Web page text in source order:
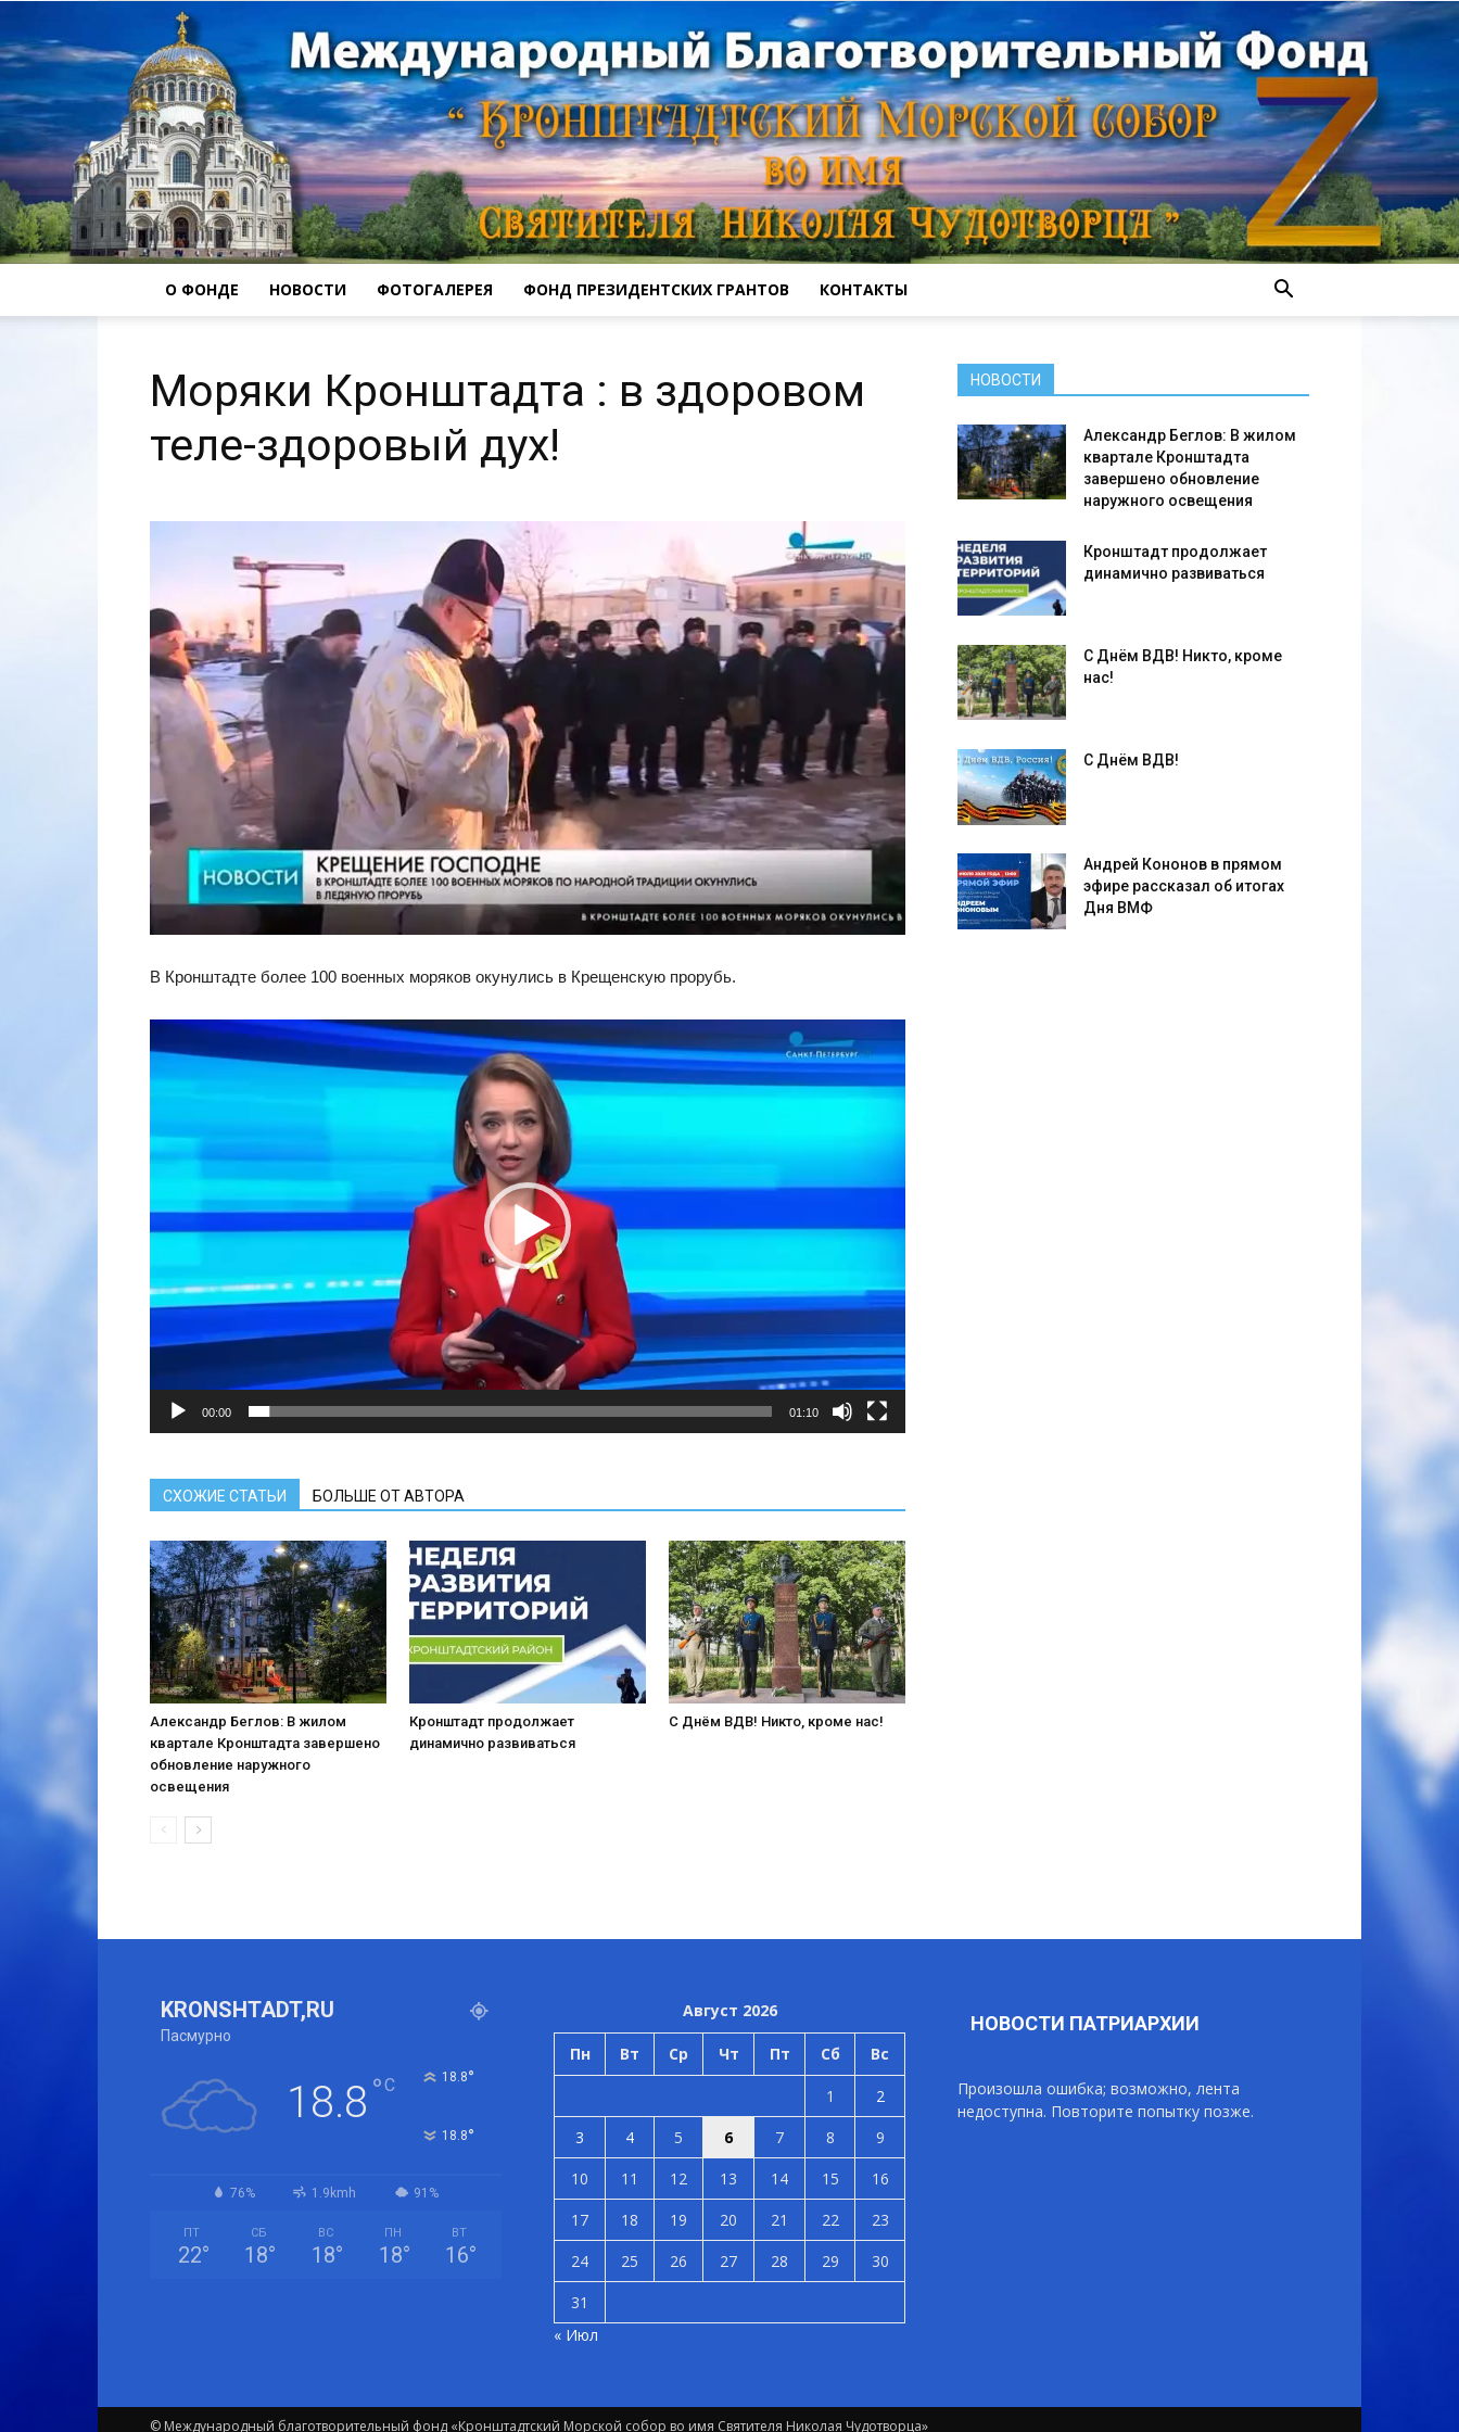
собор
О ФОНДЕ НОВОСТИ ФОТОГАЛЕРЕЯ ФОНД ПРЕЗИДЕНТСКИХ ГРАНТОВ КОНТАКТЫ
Моряки Кронштадта : в здоровом
теле-здоровый дух!
В Кронштадте более 100 военных моряков окунулись в Крещенскую прорубь.
Видеоплеер
00:00 01:10
СХОЖИЕ СТАТЬИ БОЛЬШЕ ОТ АВТОРА
Александр Беглов: В жилом
квартале Кронштадта завершено
обновление наружного
освещения
Кронштадт продолжает
динамично развиваться
С Днём ВДВ! Никто, кроме нас!
НОВОСТИ
Александр Беглов: В жилом
квартале Кронштадта
завершено обновление
наружного освещения
Кронштадт продолжает
динамично развиваться
С Днём ВДВ! Никто, кроме
нас!
С Днём ВДВ!
Андрей Кононов в прямом
эфире рассказал об итогах
Дня ВМФ
KRONSHTADT,RU
Пасмурно
18.8 °C 18.8°
18.8°
76% 1.9kmh 91%
ПТ
22°
СБ
18°
ВС
18°
ПН
18°
ВТ
16°
Август 2026
Пн Вт Ср Чт Пт Сб Вс
1
2
3
4 5 6 7 8
9
10
11 12 13 14 15
16
17
18 19 20 21 22
23
24
25 26 27 28 29
30
31
« Июл
НОВОСТИ ПАТРИАРХИИ
Произошла ошибка; возможно, лента
недоступна. Повторите попытку позже.
© Международный благотворительный фонд «Кронштадтский Морской собор во имя Святителя Николая Чудотворца»